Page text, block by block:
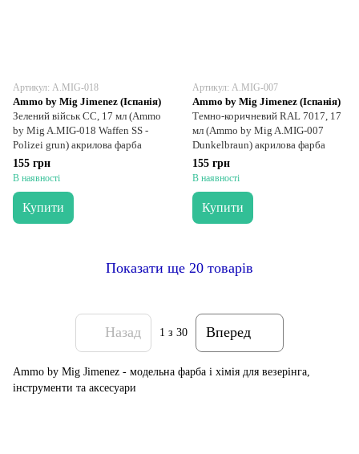
Артикул: A.MIG-018
Ammo by Mig Jimenez (Іспанія)
Зелений військ СС, 17 мл (Ammo
by Mig A.MIG-018 Waffen SS -
Polizei grun) акрилова фарба
155 грн
В наявності
Купити
Артикул: A.MIG-007
Ammo by Mig Jimenez (Іспанія)
Темно-коричневий RAL 7017, 17
мл (Ammo by Mig A.MIG-007
Dunkelbraun) акрилова фарба
155 грн
В наявності
Купити
Показати ще 20 товарів
Назад 1 з 30 Вперед
Ammo by Mig Jimenez - модельна фарба і хімія для везерінга,
інструменти та аксесуари